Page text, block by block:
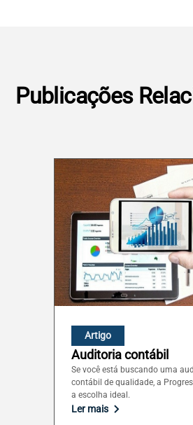
Rondônia (RO)
Roraima (RR)
Santa
Sergipe (SE)
Tocantins (TO)
Publicações
Artigo
Auditoria contábil
Se você está buscando uma
contábil de qualidade, a
a escolha ideal.
Ler mais